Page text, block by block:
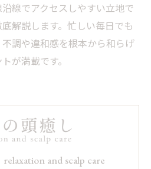
線でアクセスしやすい立地で
解説します。忙しい毎日でも
調や違和感を根本から和らげ
が満載です。
and scalp care